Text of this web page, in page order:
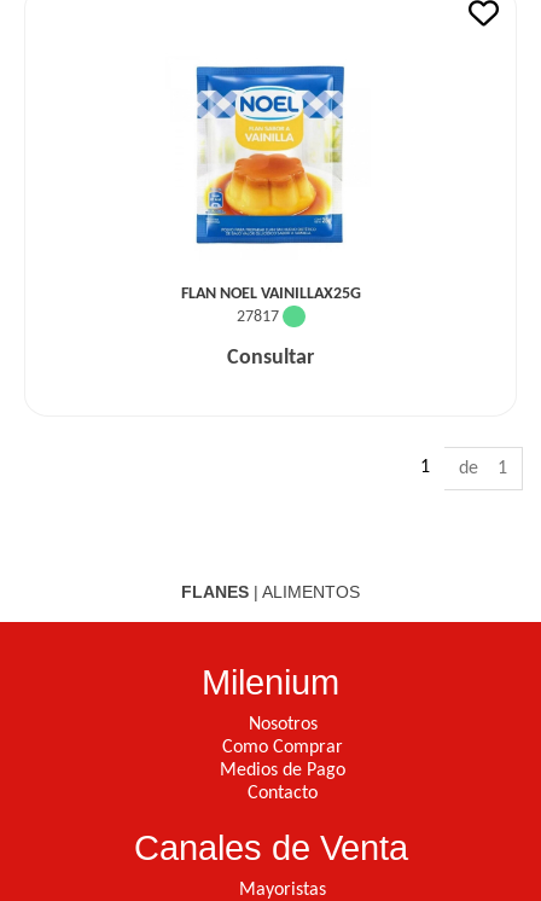
FLAN NOEL VAINILLAX25G
27817
Consultar
1 de 1
FLANES | ALIMENTOS
Milenium
Nosotros
Como Comprar
Medios de Pago
Contacto
Canales de Venta
Mayoristas